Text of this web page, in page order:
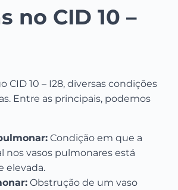
no CID 10 –
CID 10 – I28, diversas condições
Entre as principais, podemos
Condição em que a
nos vasos pulmonares está
elevada.
Obstrução de um vaso